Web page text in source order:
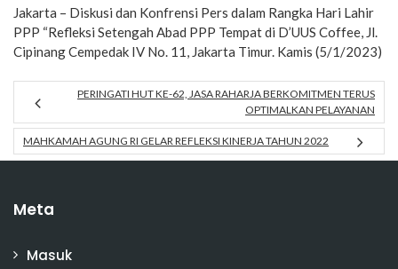
Jakarta – Diskusi dan Konfrensi Pers dalam Rangka Hari Lahir
PPP “Refleksi Setengah Abad PPP Tempat di D’UUS Coffee, Jl.
Cipinang Cempedak IV No. 11, Jakarta Timur. Kamis (5/1/2023)
PERINGATI HUT KE-62, JASA RAHARJA BERKOMITMEN TERUS
OPTIMALKAN PELAYANAN
MAHKAMAH AGUNG RI GELAR REFLEKSI KINERJA TAHUN 2022
Meta
Masuk